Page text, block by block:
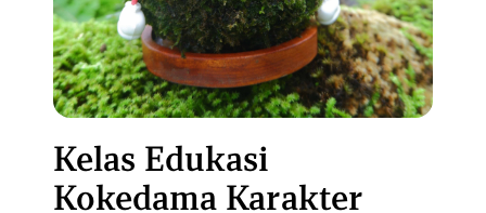
Kelas Edukasi
Kokedama Karakter